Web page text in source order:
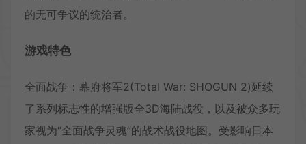
的无可争议的统治者。
游戏特色
全面战争：幕府将军2(Total War: SHOGUN 2)延续
了系列标志性的增强版全3D海陆战役，以及被众多玩
家视为“全面战争灵魂”的战术战役地图。受影响日本